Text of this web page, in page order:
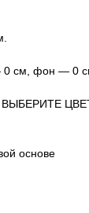
0 см, фон — 0
ВЫБЕРИТЕ
основе